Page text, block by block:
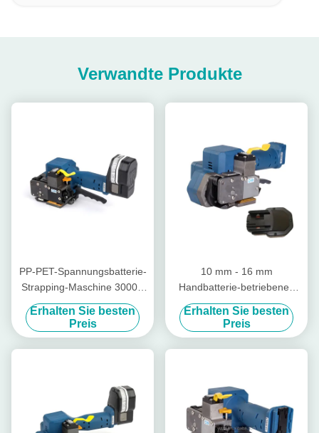
Verwandte Produkte
PP-PET-Spannungsbatterie-
Strapping-Maschine 3000N
Spannung für Kunststoff-
Strapping
Erhalten Sie besten
Preis
10 mm - 16 mm
Handbatterie-betriebenes
Kunststoff-Strapping-
Werkzeug Siegelloses
drahtloses manuelles
Paletten-Strapp
Erhalten Sie besten
Preis